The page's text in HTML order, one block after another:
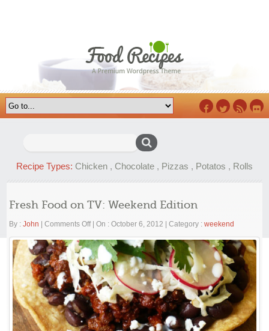
Recipe Types: Chicken , Chocolate , Pizzas , Potatos , Rolls
Fresh Food on TV: Weekend Edition
By :John Comments Offon
Fresh
Food
on
TV:
Weekend
Edition
On : October 6, 2012 Category :weekend